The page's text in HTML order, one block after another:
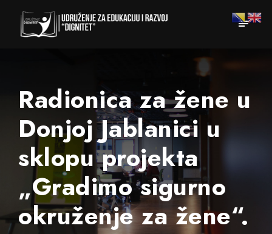
Radionica za žene u
Donjoj Jablanici u
sklopu projekta
„Gradimo sigurno
okruženje za žene“.